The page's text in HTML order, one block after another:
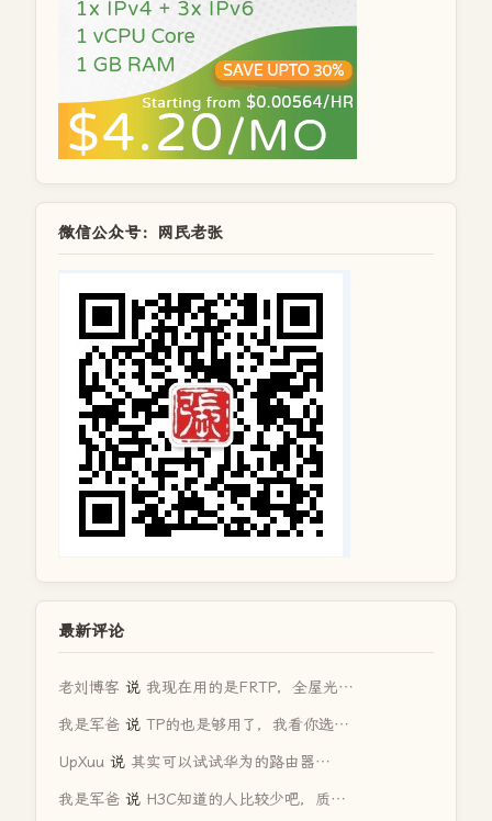
微信公众号：网民老张
最新评论
老刘博客 说 我现在用的是FRTP，全屋光…
我是军爸 说 TP的也是够用了，我看你选…
UpXuu 说 其实可以试试华为的路由器…
我是军爸 说 H3C知道的人比较少吧，质…